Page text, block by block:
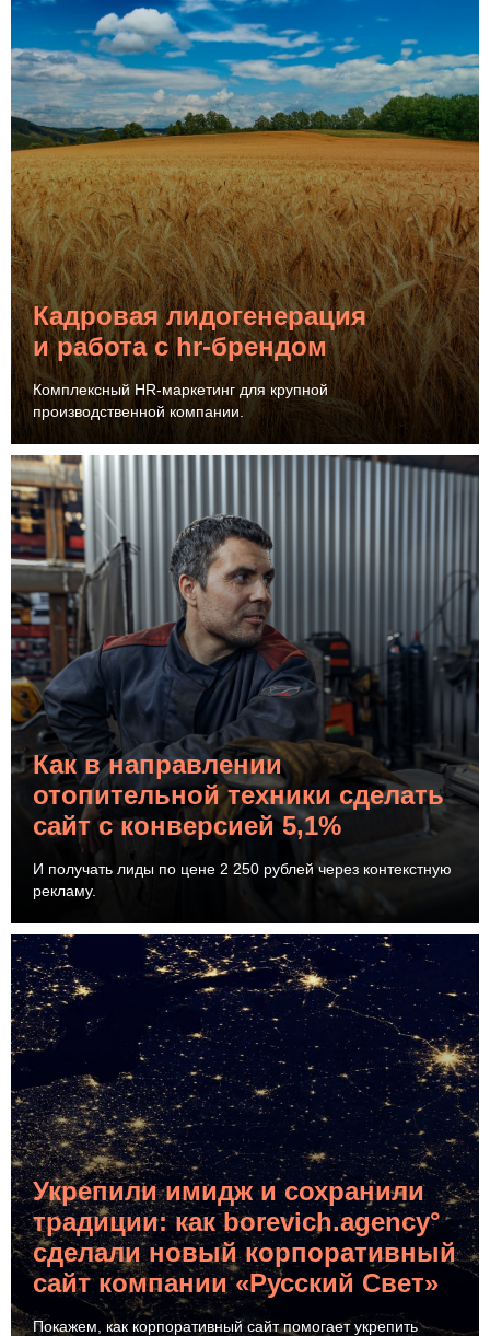
Кадровая лидогенерация
и работа с hr-брендом
Комплексный HR-маркетинг для крупной
производственной компании.
Как в направлении
отопительной техники сделать
сайт с конверсией 5,1%
И получать лиды по цене 2 250 рублей через контекстную
рекламу.
Укрепили имидж и сохранили
традиции: как borevich.agency°
сделали новый корпоративный
сайт компании «Русский Свет»
Покажем, как корпоративный сайт помогает укрепить